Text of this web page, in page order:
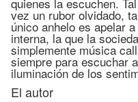
vez un rubor olvidado,
único anhelo es apelar
interna, la que la
simplemente música
siempre para escuchar
iluminación de los
El autor